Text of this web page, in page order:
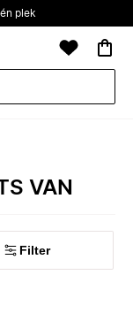
plek
VAN
Filter